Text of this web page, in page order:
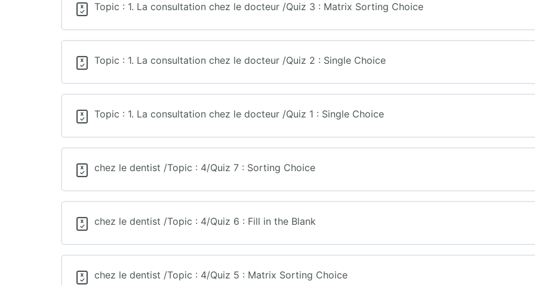
Topic : 1. La consultation chez le docteur /Quiz 3 : Matrix Sorting Choice
Topic : 1. La consultation chez le docteur /Quiz 2 : Single Choice
Topic : 1. La consultation chez le docteur /Quiz 1 : Single Choice
chez le dentist /Topic : 4/Quiz 7 : Sorting Choice
chez le dentist /Topic : 4/Quiz 6 : Fill in the Blank
chez le dentist /Topic : 4/Quiz 5 : Matrix Sorting Choice